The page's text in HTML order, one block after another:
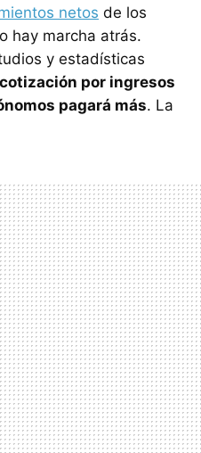
netos de los
hay marcha atrás.
y estadísticas
por ingresos
pagará más. La